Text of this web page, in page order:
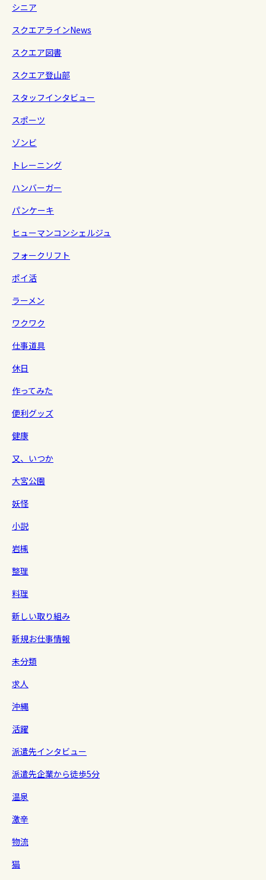
シニア
スクエアラインNews
スクエア図書
スクエア登山部
スタッフインタビュー
スポーツ
ゾンビ
トレーニング
ハンバーガー
パンケーキ
ヒューマンコンシェルジュ
フォークリフト
ポイ活
ラーメン
ワクワク
仕事道具
休日
作ってみた
便利グッズ
健康
又、いつか
大宮公園
妖怪
小説
岩槻
整理
料理
新しい取り組み
新規お仕事情報
未分類
求人
沖縄
活躍
派遣先インタビュー
派遣先企業から徒歩5分
温泉
激辛
物流
猫